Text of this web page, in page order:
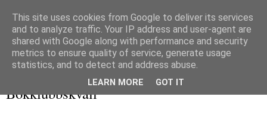
Bokklubbskväll
This site uses cookies from Google to deliver its services
and to analyze traffic. Your IP address and user-agent are
shared with Google along with performance and security
metrics to ensure quality of service, generate usage
statistics, and to detect and address abuse.
LEARN MORE GOT IT